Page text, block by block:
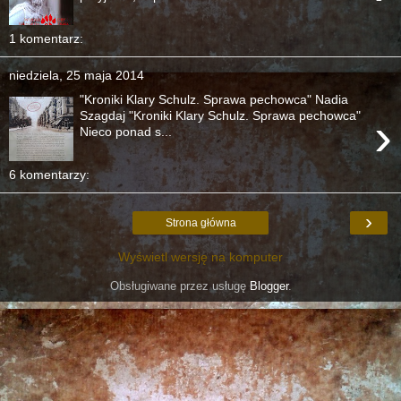
1 komentarz:
niedziela, 25 maja 2014
›
"Kroniki Klary Schulz. Sprawa pechowca" Nadia
Szagdaj "Kroniki Klary Schulz. Sprawa pechowca"
Nieco ponad s...
6 komentarzy:
›
Strona główna
Wyświetl wersję na komputer
Obsługiwane przez usługę Blogger.